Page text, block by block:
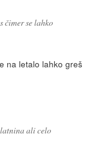
čimer se lahko
na letalo lahko greš
ali celo